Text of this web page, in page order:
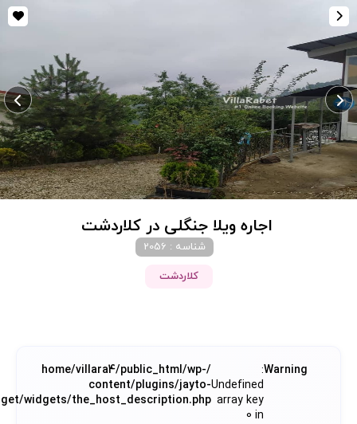
اجاره ویلا جنگلی در کلاردشت
شناسه : 2056
کلاردشت
Warning
:
Undefined
array key
0 in
/home/villara4/public_html/wp-
content/plugins/jayto-
widgets/the_host_description.php